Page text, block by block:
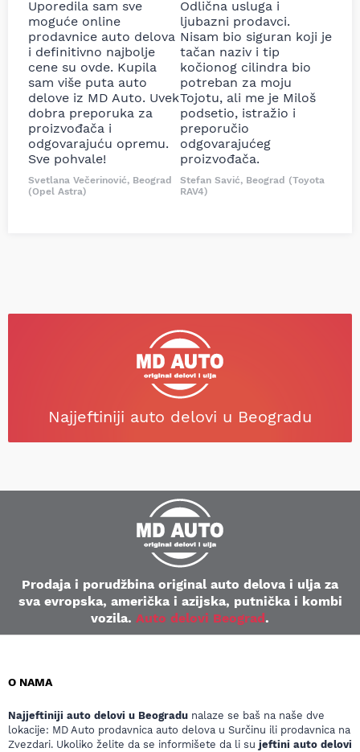
Uporedila sam sve
moguće online
prodavnice auto delova
i definitivno najbolje
cene su ovde. Kupila
sam više puta auto
delove iz MD Auto. Uvek
dobra preporuka za
proizvođača i
odgovarajuću opremu.
Sve pohvale!
Svetlana Večerinović, Beograd
(Opel Astra)
Odlična usluga i
ljubazni prodavci.
Nisam bio siguran koji je
tačan naziv i tip
kočionog cilindra bio
potreban za moju
Tojotu, ali me je Miloš
podsetio, istražio i
preporučio
odgovarajućeg
proizvođača.
Stefan Savić, Beograd (Toyota
RAV4)
Najjeftiniji auto delovi u Beogradu
Prodaja i porudžbina original auto delova i ulja za
sva evropska, američka i azijska, putnička i kombi
vozila. Auto delovi Beograd.
O NAMA
Najjeftiniji auto delovi u Beogradu nalaze se baš na naše dve
lokacije: MD Auto prodavnica auto delova u Surčinu ili prodavnica na
Zvezdari. Ukoliko želite da se informišete da li su jeftini auto delovi